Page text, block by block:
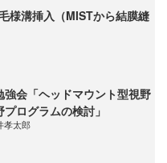
様溝挿入（MISTから結膜縫
強会「ヘッドマウント型視野
ログラムの検討」
孝太郎